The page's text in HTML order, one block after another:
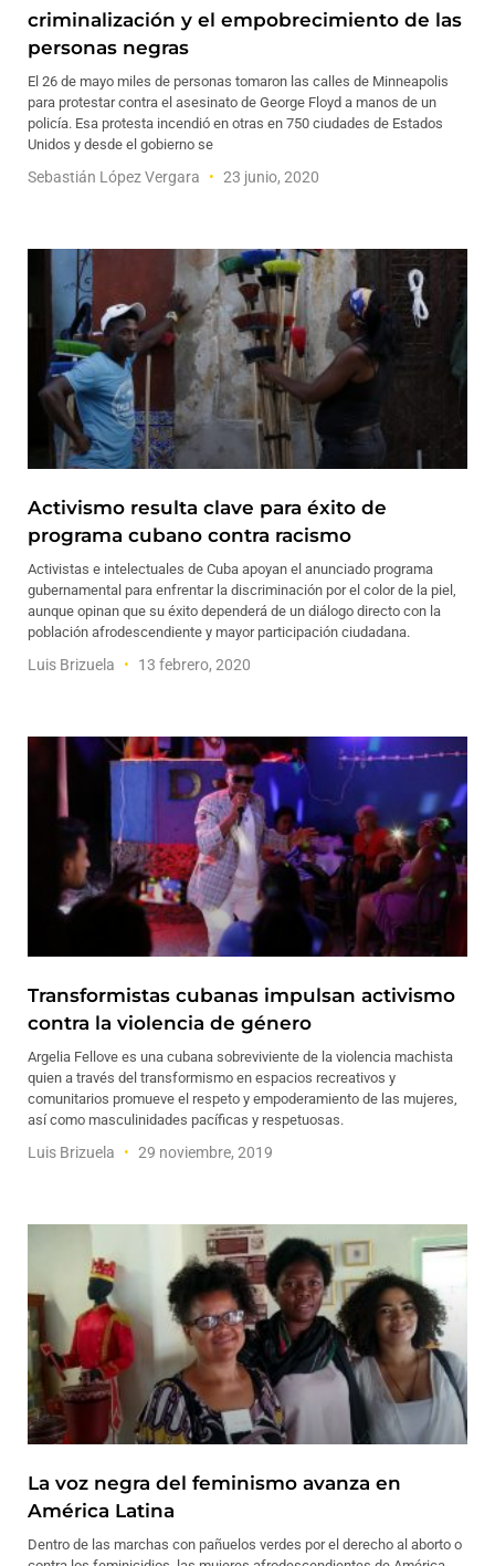
criminalización y el empobrecimiento de las
personas negras
El 26 de mayo miles de personas tomaron las calles de Minneapolis
para protestar contra el asesinato de George Floyd a manos de un
policía. Esa protesta incendió en otras en 750 ciudades de Estados
Unidos y desde el gobierno se
Sebastián López Vergara 23 junio, 2020
Activismo resulta clave para éxito de
programa cubano contra racismo
Activistas e intelectuales de Cuba apoyan el anunciado programa
gubernamental para enfrentar la discriminación por el color de la piel,
aunque opinan que su éxito dependerá de un diálogo directo con la
población afrodescendiente y mayor participación ciudadana.
Luis Brizuela 13 febrero, 2020
Transformistas cubanas impulsan activismo
contra la violencia de género
Argelia Fellove es una cubana sobreviviente de la violencia machista
quien a través del transformismo en espacios recreativos y
comunitarios promueve el respeto y empoderamiento de las mujeres,
así como masculinidades pacíficas y respetuosas.
Luis Brizuela 29 noviembre, 2019
La voz negra del feminismo avanza en
América Latina
Dentro de las marchas con pañuelos verdes por el derecho al aborto o